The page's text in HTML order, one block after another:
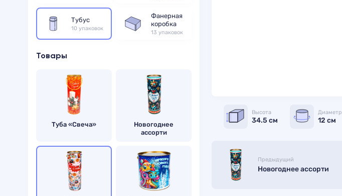
Тубус
10 упаковок
Фанерная
коробка
13 упаковок
Товары
Туба «Свеча»
Новогоднее
ассорти
Высота
34.5 см
Диаметр
12 см
Предыдущий
Новогоднее ассорти